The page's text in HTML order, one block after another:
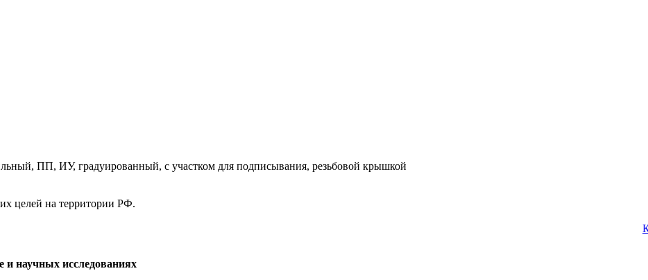
ПП, ИУ, градуированный, с участком для подписывания, резьбовой крышкой
целей на территории РФ.
и научных исследованиях